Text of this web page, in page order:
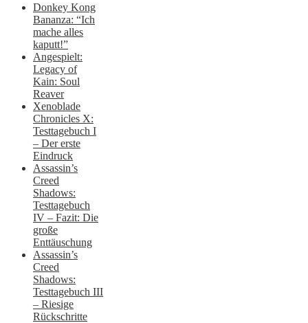
Donkey Kong
Bananza: “Ich
mache alles
kaputt!”
Angespielt:
Legacy of
Kain: Soul
Reaver
Xenoblade
Chronicles X:
Testtagebuch I
– Der erste
Eindruck
Assassin’s
Creed
Shadows:
Testtagebuch
IV – Fazit: Die
große
Enttäuschung
Assassin’s
Creed
Shadows:
Testtagebuch III
– Riesige
Rückschritte